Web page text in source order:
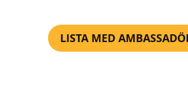
LISTA MED